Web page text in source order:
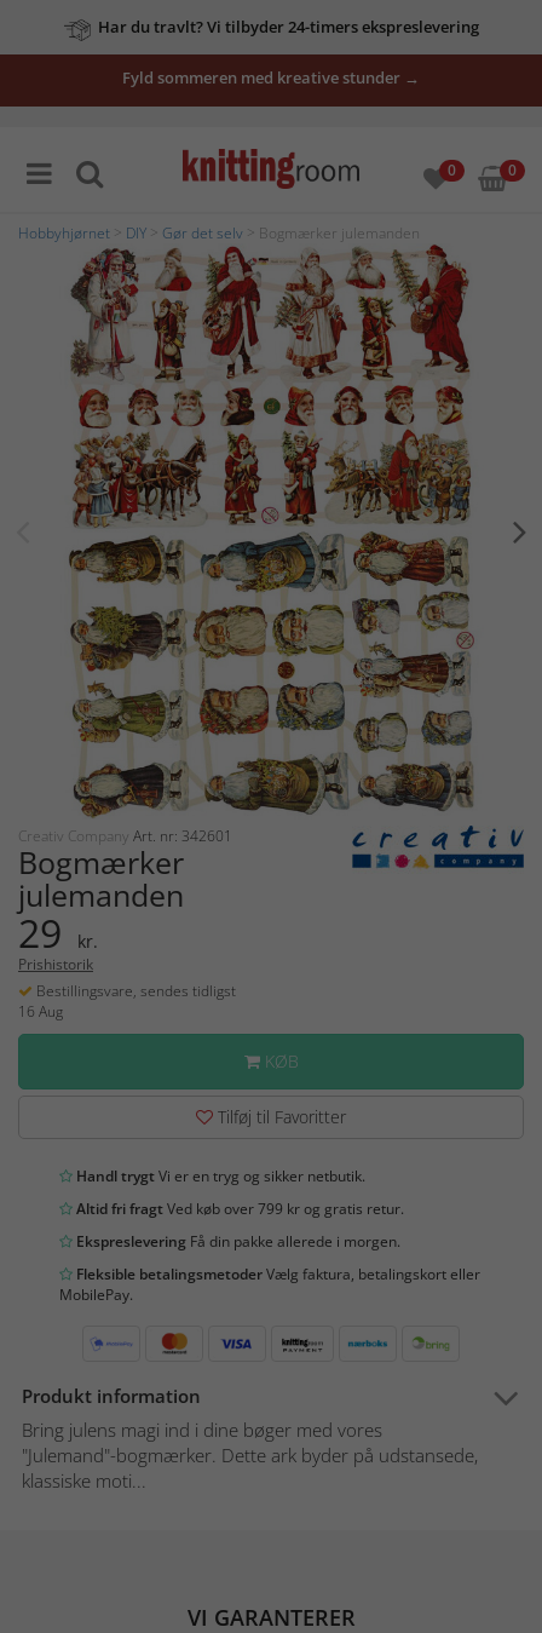
Har du travlt? Vi tilbyder 24-timers ekspreslevering
Fyld sommeren med kreative stunder →
0 0
Hobbyhjørnet DIY Gør det selv > Bogmærker julemanden
Creativ Company Art. nr: 342601
Bogmærker
julemanden
29 kr.
Prishistorik
Bestillingsvare, sendes tidligst
16 Aug
KØB
Tilføj til Favoritter
Handl trygtVi er en tryg og sikker netbutik.
Altid fri fragtVed køb over 799 kr og gratis retur.
Ekspreslevering Få din pakke allerede i morgen.
Fleksible betalingsmetoderVælg faktura, betalingskort eller
MobilePay.
Produkt information
Bring julens magi ind i dine bøger med vores
"Julemand"-bogmærker. Dette ark byder på udstansede,
klassiske moti...
VI GARANTERER